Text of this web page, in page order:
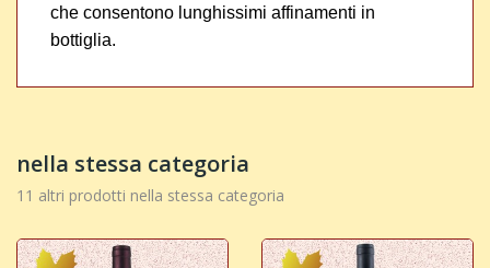
che consentono lunghissimi affinamenti in
bottiglia.
nella stessa categoria
11 altri prodotti nella stessa categoria